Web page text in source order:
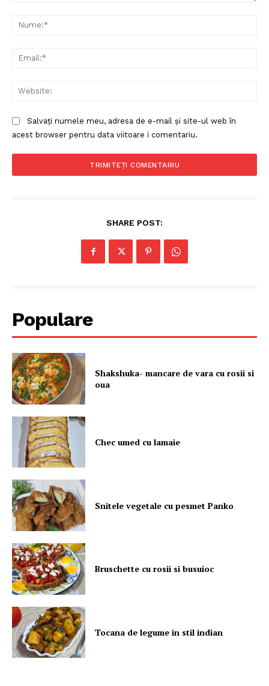
Despre mine
Salvați numele meu, adresa de e-mail și site-ul web în
acest browser pentru data viitoare i comentariu.
SHARE POST:
Populare
Shakshuka- mancare de vara cu rosii si
oua
Chec umed cu lamaie
Snitele vegetale cu pesmet Panko
Bruschette cu rosii si busuioc
Tocana de legume in stil indian